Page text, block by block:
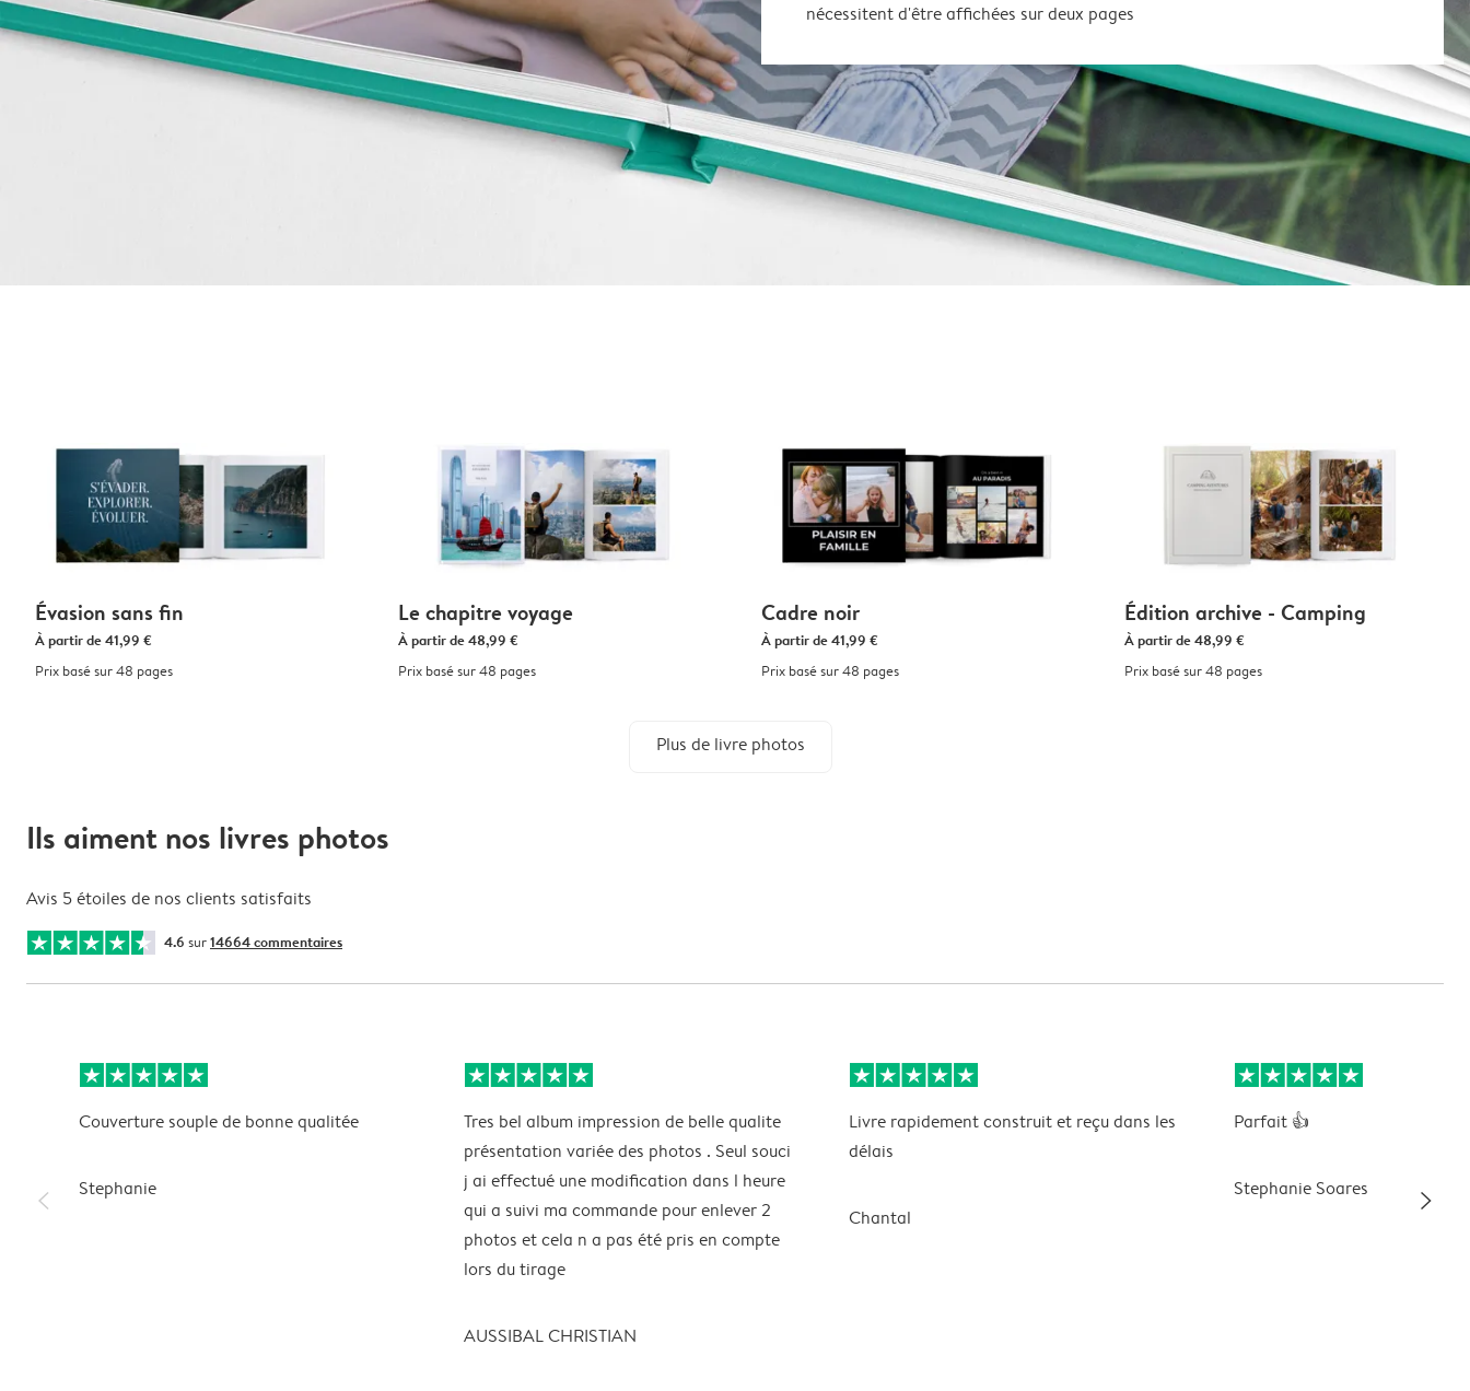
nécessitent d'être affichées sur deux pages
Évasion sans fin
À partir de41,99 €
Prix basé sur 48 pages
Le chapitre voyage
À partir de48,99 €
Prix basé sur 48 pages
Cadre noir
À partir de41,99 €
Prix basé sur 48 pages
Édition archive - Camping
À partir de48,99 €
Prix basé sur 48 pages
Plus de livre photos
Ils aiment nos livres photos
Avis 5 étoiles de nos clients satisfaits
4.6 sur14664 commentaires
slim_arrow_left
Couverture souple de bonne qualitée
Stephanie
Tres bel album impression de belle qualite
présentation variée des photos . Seul souci
j ai effectué une modification dans l heure
qui a suivi ma commande pour enlever 2
photos et cela n a pas été pris en compte
lors du tirage
AUSSIBAL CHRISTIAN
Livre rapidement construit et reçu dans les
délais
Chantal
Parfait 👍
Stephanie Soares slim_arrow_right